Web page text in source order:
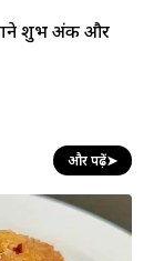
शुभ अंक और
और पढ़ें➤